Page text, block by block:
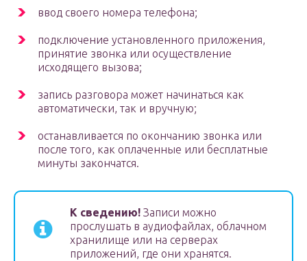
ввод своего номера телефона;
подключение установленного приложения,
принятие звонка или осуществление
исходящего вызова;
запись разговора может начинаться как
автоматически, так и вручную;
останавливается по окончанию звонка или
после того, как оплаченные или бесплатные
минуты закончатся.
К сведению! Записи можно
прослушать в аудиофайлах, облачном
хранилище или на серверах
приложений, где они хранятся.